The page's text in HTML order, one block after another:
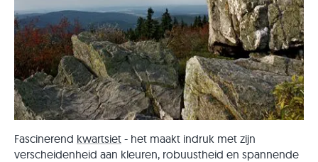
Fascinerend kwartsiet - het maakt indruk met zijn
verscheidenheid aan kleuren, robuustheid en spannende